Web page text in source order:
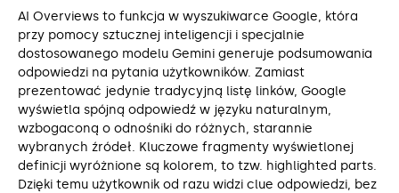
AI Overviews to funkcja w wyszukiwarce Google, która
przy pomocy sztucznej inteligencji i specjalnie
dostosowanego modelu Gemini generuje podsumowania
odpowiedzi na pytania użytkowników. Zamiast
prezentować jedynie tradycyjną listę linków, Google
wyświetla spójną odpowiedź w języku naturalnym,
wzbogaconą o odnośniki do różnych, starannie
wybranych źródeł. Kluczowe fragmenty wyświetlonej
definicji wyróżnione są kolorem, to tzw. highlighted parts.
Dzięki temu użytkownik od razu widzi clue odpowiedzi, bez